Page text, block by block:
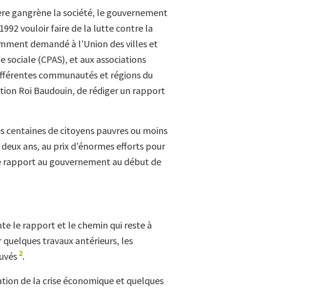
gangrène la société, le gouvernement
vouloir faire de la lutte contre la
demandé à l’Union des villes et
(CPAS), et aux associations
communautés et régions du
Roi Baudouin, de rédiger un rapport
centaines de citoyens pauvres ou moins
ans, au prix d’énormes efforts pour
au gouvernement au début de
le rapport et le chemin qui reste à
travaux antérieurs, les
2.
de la crise économique et quelques